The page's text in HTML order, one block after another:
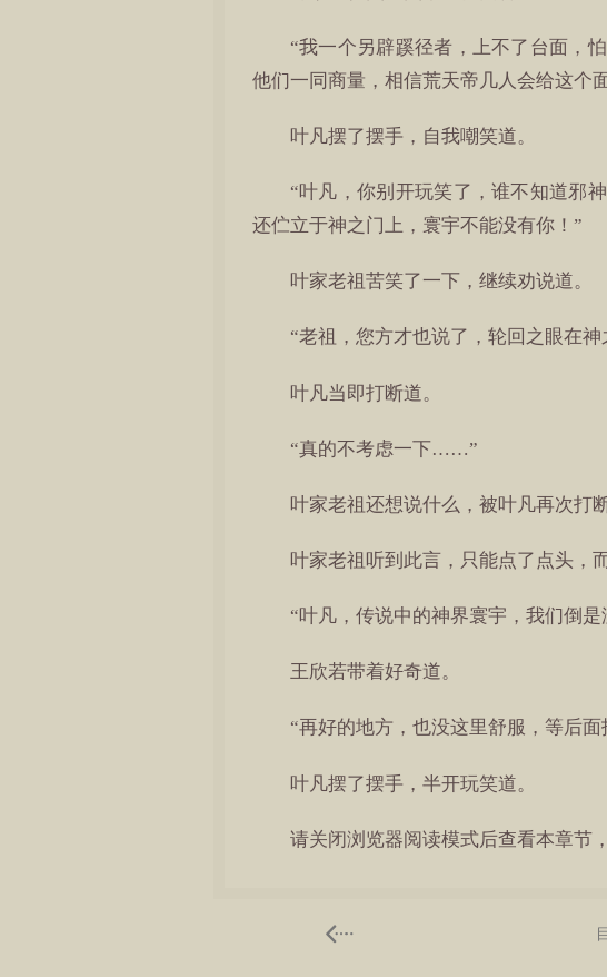
“我一个另辟蹊径者，上不了台面，
他们一同商量，相信荒天帝几人会给这个
叶凡摆了摆手，自我嘲笑道。
“叶凡，你别开玩笑了，谁不知道邪
还伫立于神之门上，寰宇不能没有你！”
叶家老祖苦笑了一下，继续劝说道。
“老祖，您方才也说了，轮回之眼在
叶凡当即打断道。
“真的不考虑一下……”
叶家老祖还想说什么，被叶凡再次打
叶家老祖听到此言，只能点了点头，
“叶凡，传说中的神界寰宇，我们倒
王欣若带着好奇道。
“再好的地方，也没这里舒服，等后
叶凡摆了摆手，半开玩笑道。
请关闭浏览器阅读模式后查看本章节